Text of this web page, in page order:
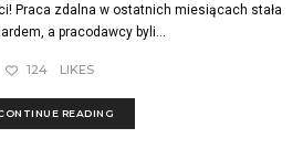
Praca zdalna w ostatnich miesiącach stała
a pracodawcy byli...
124 LIKES
READING